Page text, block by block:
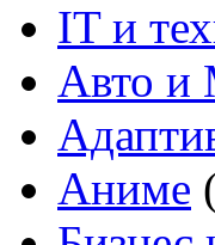
IT и
Авто и
Аниме